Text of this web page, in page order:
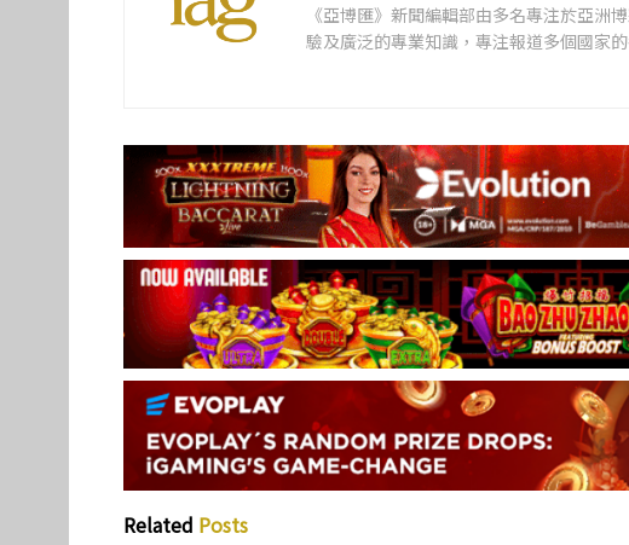
《亞博匯》新聞編輯部由多名專注於亞洲
驗及廣泛的專業知識，專注報道多個國家
Related Posts